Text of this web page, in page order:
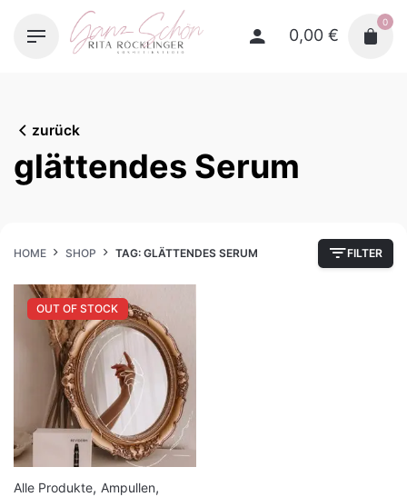
0,00 €
0
zurück
glättendes Serum
HOME SHOP TAG: GLÄTTENDES SERUM FILTER
OUT OF STOCK
Alle Produkte, Ampullen,